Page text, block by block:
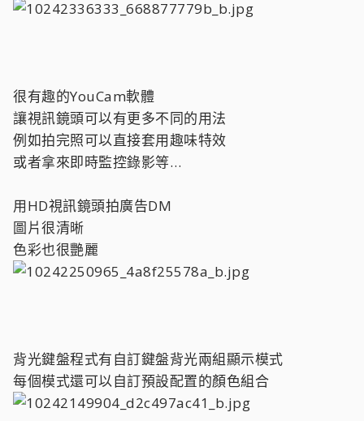
很有趣的YouCam軟體
讓視訊鏡頭可以有更多不同的用法
例如拍完照可以直接套用趣味特效
或者拿來即時監控錄影等…
用HD視訊鏡頭拍廣告DM
圖片很清晰
色彩也很艷麗
背光鍵盤程式有自訂鍵盤背光兩組顯示模式
每個模式還可以自訂預設配置的顏色組合